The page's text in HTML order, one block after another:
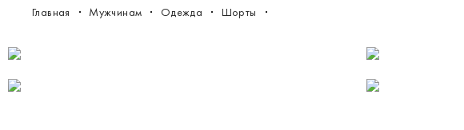
Главная Мужчинам Одежда Шорты